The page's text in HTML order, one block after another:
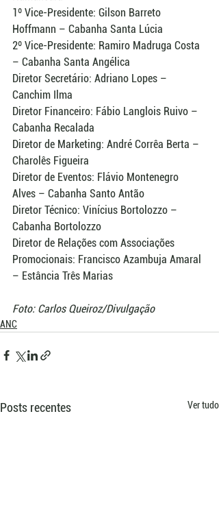
1º Vice-Presidente: Gilson Barreto
Hoffmann – Cabanha Santa Lúcia
2º Vice-Presidente: Ramiro Madruga Costa
– Cabanha Santa Angélica
Diretor Secretário: Adriano Lopes –
Canchim Ilma
Diretor Financeiro: Fábio Langlois Ruivo –
Cabanha Recalada
Diretor de Marketing: André Corrêa Berta –
Charolês Figueira
Diretor de Eventos: Flávio Montenegro
Alves – Cabanha Santo Antão
Diretor Técnico: Vinícius Bortolozzo –
Cabanha Bortolozzo
Diretor de Relações com Associações
Promocionais: Francisco Azambuja Amaral
– Estância Três Marias
Foto: Carlos Queiroz/Divulgação
ANC
Posts recentes Ver tudo